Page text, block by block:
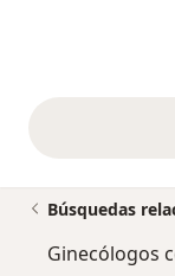
Búsquedas
Ginecólogos